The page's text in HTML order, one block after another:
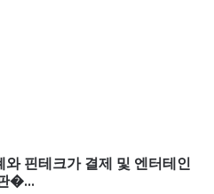
와 핀테크가 결제 및 엔터테인
�...